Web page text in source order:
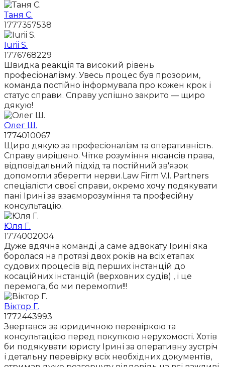
Таня С.
1777357538
Iurii S.
1776768229
Швидка реакція та високий рівень
професіоналізму. Увесь процес був прозорим,
команда постійно інформувала про кожен крок і
статус справи. Справу успішно закрито — щиро
дякую!
Олег Ш.
1774010067
Щиро дякую за професіоналізм та оперативність.
Справу вирішено. Чітке розуміння нюансів права,
відповідальний підхід та постійний зв'язок
допомогли зберегти нерви.Law Firm V.I. Partners
спеціалісти своєї справи, окремо хочу подякувати
пані Ірині за взаєморозуміння та професійну
консультацію.
Юля Г.
1774002004
Дуже вдячна команді ,а саме адвокату Ірині яка
боролася на протязі двох років на всіх етапах
судових процесів від перших інстанцій до
косаційних інстанцій (верховних судів) , і це
перемога, бо ми перемогли!!!
Віктор Г.
1772443993
Звертався за юридичною перевіркою та
консультацією перед покупкою нерухомості. Хотів
би подякувати юристу Ірині за оперативну зустріч
і детальну перевірку всіх необхідних документів,